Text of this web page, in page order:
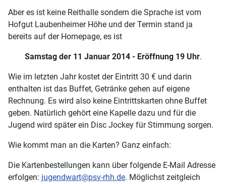
Aber es ist keine Reithalle sondern die Sprache ist vom
Hofgut Laubenheimer Höhe und der Termin stand ja
bereits auf der Homepage, es ist
Samstag der 11 Januar 2014 - Eröffnung 19 Uhr.
Wie im letzten Jahr kostet der Eintritt 30 € und darin
enthalten ist das Buffet, Getränke gehen auf eigene
Rechnung. Es wird also keine Eintrittskarten ohne Buffet
geben. Natürlich gehört eine Kapelle dazu und für die
Jugend wird später ein Disc Jockey für Stimmung sorgen.
Wie kommt man an die Karten? Ganz einfach:
Die Kartenbestellungen kann über folgende E-Mail Adresse
erfolgen: jugendwart@psv-rhh.de. Möglichst zeitgleich